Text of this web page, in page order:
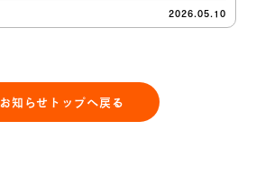
2026.05.10
お知らせトップへ戻る